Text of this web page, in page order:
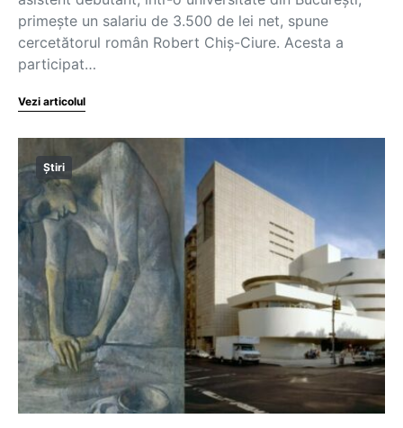
primește un salariu de 3.500 de lei net, spune
cercetătorul român Robert Chiș-Ciure. Acesta a
participat…
Vezi articolul
Știri